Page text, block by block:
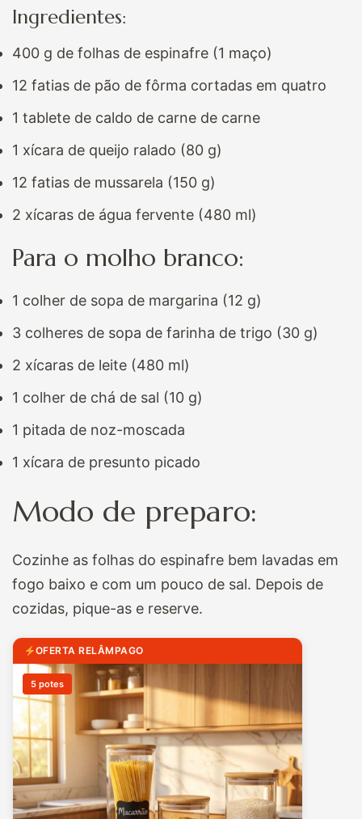
Ingredientes:
400 g de folhas de espinafre (1 maço)
12 fatias de pão de fôrma cortadas em quatro
1 tablete de caldo de carne de carne
1 xícara de queijo ralado (80 g)
12 fatias de mussarela (150 g)
2 xícaras de água fervente (480 ml)
Para o molho branco:
1 colher de sopa de margarina (12 g)
3 colheres de sopa de farinha de trigo (30 g)
2 xícaras de leite (480 ml)
1 colher de chá de sal (10 g)
1 pitada de noz-moscada
1 xícara de presunto picado
Modo de preparo:
Cozinhe as folhas do espinafre bem lavadas em
fogo baixo e com um pouco de sal. Depois de
cozidas, pique-as e reserve.
OFERTA RELÂMPAGO
5 potes